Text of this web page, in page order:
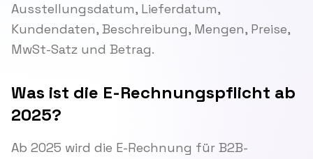
Ausstellungsdatum, Lieferdatum,
Kundendaten, Beschreibung, Mengen, Preise,
MwSt-Satz und Betrag.
Was ist die E-Rechnungspflicht ab
2025?
Ab 2025 wird die E-Rechnung für B2B-